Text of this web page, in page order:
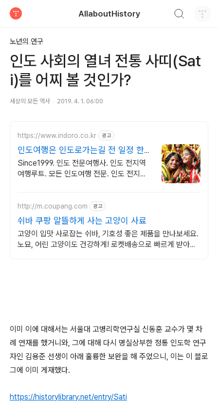
AllaboutHistory
노년의 연구
인도 사회의 열녀 전통 사띠(Sat
i)를 어찌 볼 것인가?
세상의 모든 역사 2019. 4. 1. 06:00
https://www.indoro.co.kr 광고
인도여행은 인도로가는길 전 일정 한국
인 인솔자 동행
Since1999. 인도 전문여행사. 인도 전지역
여행루트. 모든 인도여행 전문. 인도 전지역
http://m.coupang.com 광고
쉬바 쿠팡 알뜰하게 사는 고양이 사료
고양이 입맛 사로잡는 쉬바, 기호성 좋은 제품을 만나보세요.
노묘, 어린 고양이도 건강하게! 로켓배송으로 빠르게 받아보
이미 이에 대해서는 서울대 고병리학연구실 신동훈 교수가 몇 차
례 연재를 했거니와, 그에 대해 다시 명실상부한 정통 인도학 연구
자인 김용준 선생이 아래 훌륭한 보완을 해 주었으니, 이는 이 블로
그에 이미 게재했다.
https://historylibrary.net/entry/Sati